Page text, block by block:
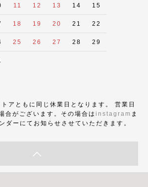
11 12 13 14 15
18 19 20 21 22
25 26 27 28 29
アともに同じ休業日となります。 営業日
合がございます。その場合は instagram ま
ダーにてお知らせさせていただきます。